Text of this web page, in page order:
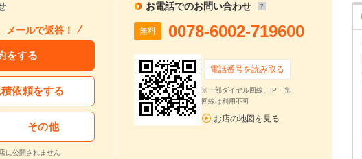
メールで返答！
をする
依頼をする
その他
に公開されません
お電話でのお問い合わせ
無料 0078-6002-719600
電話番号を読み取る
※一部ダイヤル回線、IP・光
回線は利用不可
お店の地図を見る